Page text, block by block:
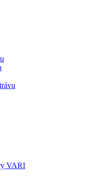
VARI